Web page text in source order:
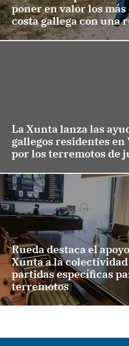
poner en valor los
costa gallega con una
La Xunta lanza las
gallegos residentes en
por los terremotos de
Rueda destaca el
Xunta a la
partidas específicas
terremotos